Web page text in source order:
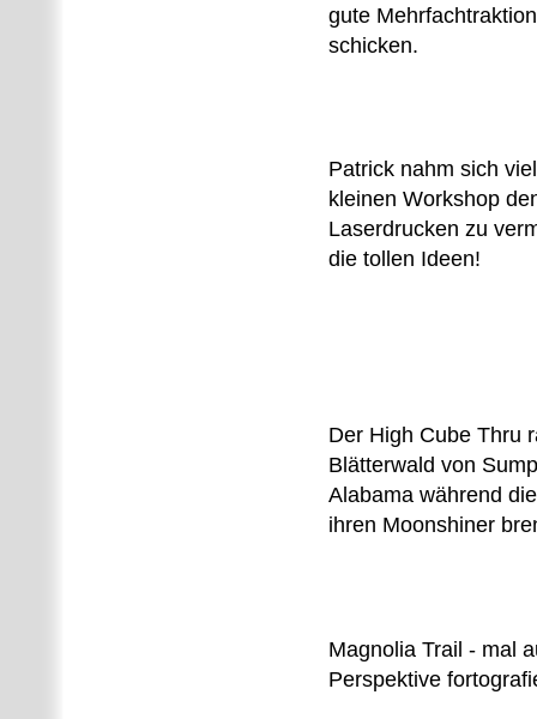
gute
schicken.
Patrick nahm sich
kleinen Workshop
Laserdrucken zu
die tollen Ideen!
Der High Cube Thru
Blätterwald von
Alabama während
ihren Moonshiner
Magnolia Trail - mal
Perspektive